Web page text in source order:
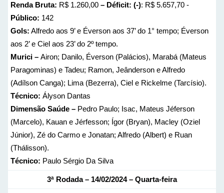
Renda Bruta: R$ 1.260,00 – Déficit: (-): R$ 5.657,70 -
Público: 142
Gols: Alfredo aos 9’ e Éverson aos 37’ do 1° tempo; Éverson
aos 2’ e Ciel aos 23’ do 2º tempo.
Murici – Airon; Danilo, Éverson (Palácios), Marabá (Mateus
Paragominas) e Tadeu; Ramon, Jeânderson e Alfredo
(Adílson Canga); Lima (Bezerra), Ciel e Rickelme (Tarcísio).
Técnico: Ályson Dantas
Dimensão Saúde – Pedro Paulo; Isac, Mateus Jéferson
(Marcelo), Kauan e Jérfesson; Ígor (Bryan), Macley (Oziel
Júnior), Zé do Carmo e Jonatan; Alfredo (Albert) e Ruan
(Thálisson).
Técnico: Paulo Sérgio Da Silva
3ª Rodada – 14/02/2024 – Quarta-feira